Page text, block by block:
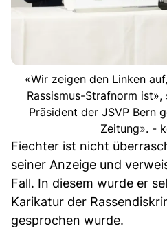
«Wir zeigen den Linken
Rassismus-Strafnorm
Präsident der JSVP Bern
Zeitung». -
Fiechter ist nicht
seiner Anzeige und
Fall. In diesem wurde er
Karikatur der
gesprochen wurde.